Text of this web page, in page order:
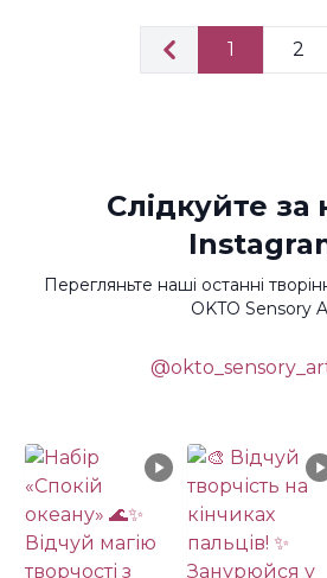
Попередня
1 2
Слідкуйте за
Перегляньте наші останні
OKTO Sensory